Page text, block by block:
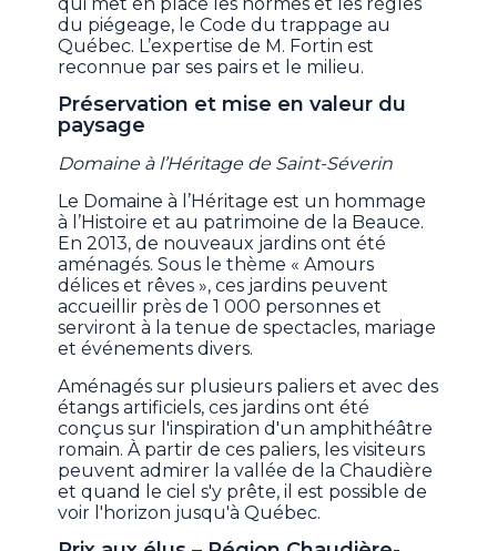
du piégeage, le Code du trappage au
Québec. L’expertise de M. Fortin est
reconnue par ses pairs et le milieu.
Préservation et mise en valeur du
paysage
Domaine à l’Héritage de Saint-Séverin
Le Domaine à l’Héritage est un hommage
à l’Histoire et au patrimoine de la Beauce.
En 2013, de nouveaux jardins ont été
aménagés. Sous le thème « Amours
délices et rêves », ces jardins peuvent
accueillir près de 1 000 personnes et
serviront à la tenue de spectacles, mariage
et événements divers.
Aménagés sur plusieurs paliers et avec des
étangs artificiels, ces jardins ont été
conçus sur l'inspiration d'un amphithéâtre
romain. À partir de ces paliers, les visiteurs
peuvent admirer la vallée de la Chaudière
et quand le ciel s'y prête, il est possible de
voir l'horizon jusqu'à Québec.